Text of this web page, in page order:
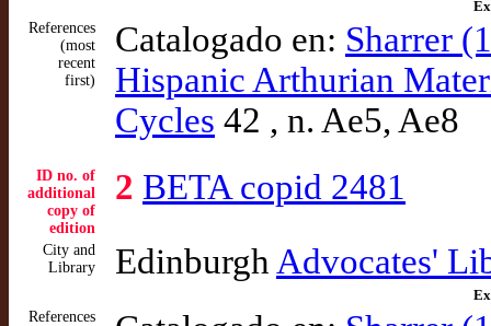
References
(most
recent
first)
Catalogado en: Sharrer
Hispanic Arthurian
Cycles 42 , n. Ae5, Ae8
ID no. of
additional
copy of
edition
2 BETA copid 2481
City and
Library
Edinburgh Advocates'
References